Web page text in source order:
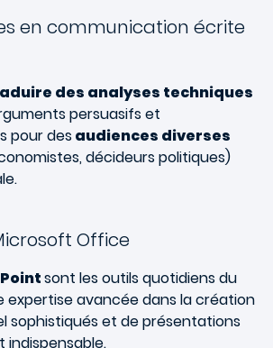
en communication écrite
des analyses techniques
persuasifs et
pour desaudiences diverses
décideurs politiques)
Office
sont les outils quotidiens du
expertise avancée dans la création
sophistiqués et de présentations